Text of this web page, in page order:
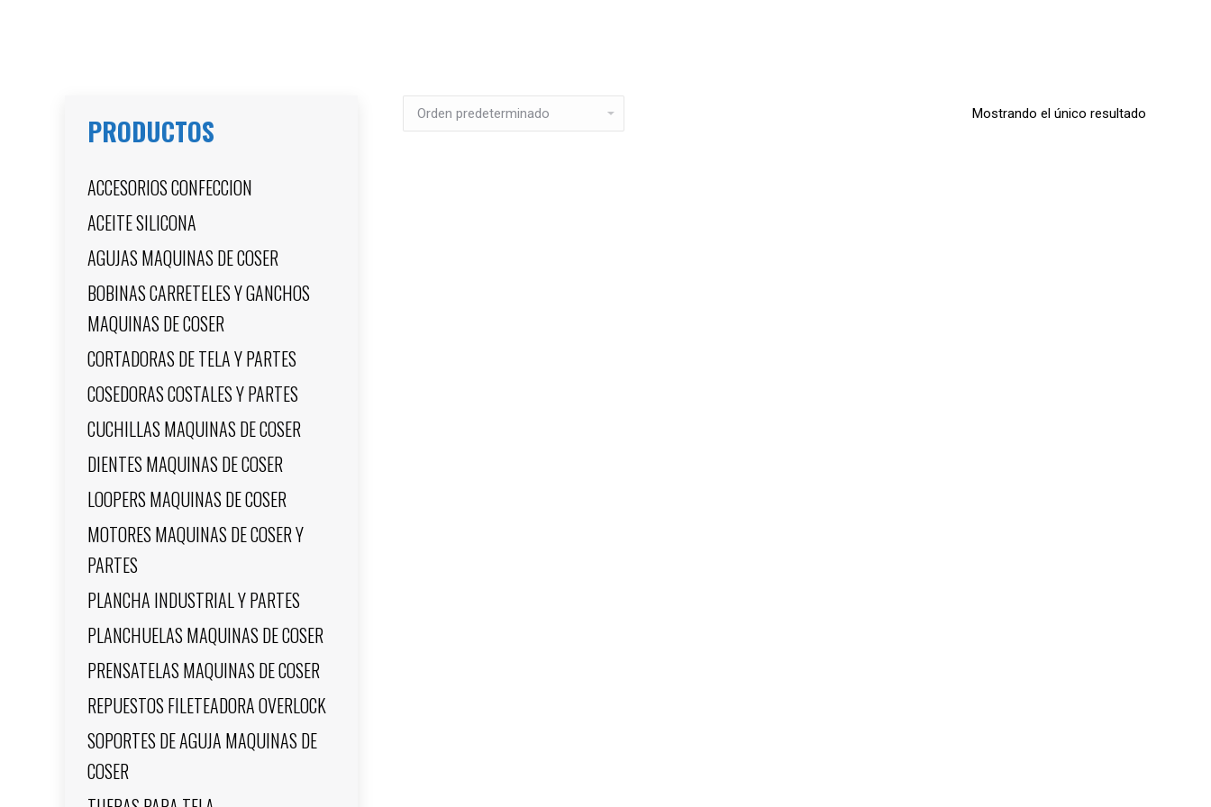
Mostrando el único resultado
PRODUCTOS
ACCESORIOS CONFECCION
ACEITE SILICONA
AGUJAS MAQUINAS DE COSER
BOBINAS CARRETELES Y GANCHOS
MAQUINAS DE COSER
CORTADORAS DE TELA Y PARTES
COSEDORAS COSTALES Y PARTES
CUCHILLAS MAQUINAS DE COSER
DIENTES MAQUINAS DE COSER
LOOPERS MAQUINAS DE COSER
MOTORES MAQUINAS DE COSER Y
PARTES
PLANCHA INDUSTRIAL Y PARTES
PLANCHUELAS MAQUINAS DE COSER
PRENSATELAS MAQUINAS DE COSER
REPUESTOS FILETEADORA OVERLOCK
SOPORTES DE AGUJA MAQUINAS DE
COSER